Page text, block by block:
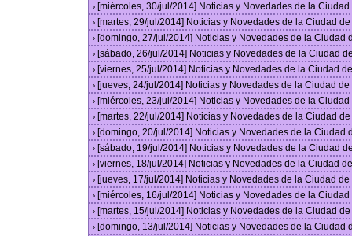
› [miércoles, 30/jul/2014] Noticias y Novedades de la
› [martes, 29/jul/2014] Noticias y Novedades de la Ciudad
› [domingo, 27/jul/2014] Noticias y Novedades de la Ciudad
› [sábado, 26/jul/2014] Noticias y Novedades de la Ciudad
› [viernes, 25/jul/2014] Noticias y Novedades de la Ciudad
› [jueves, 24/jul/2014] Noticias y Novedades de la Ciudad
› [miércoles, 23/jul/2014] Noticias y Novedades de la
› [martes, 22/jul/2014] Noticias y Novedades de la Ciudad
› [domingo, 20/jul/2014] Noticias y Novedades de la Ciudad
› [sábado, 19/jul/2014] Noticias y Novedades de la Ciudad
› [viernes, 18/jul/2014] Noticias y Novedades de la Ciudad
› [jueves, 17/jul/2014] Noticias y Novedades de la Ciudad
› [miércoles, 16/jul/2014] Noticias y Novedades de la
› [martes, 15/jul/2014] Noticias y Novedades de la Ciudad
› [domingo, 13/jul/2014] Noticias y Novedades de la Ciudad